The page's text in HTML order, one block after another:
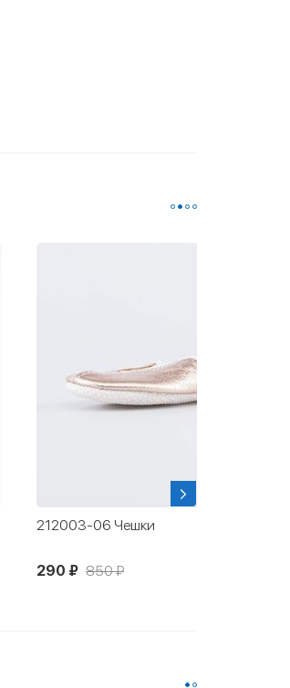
212003-09 Чешки
290 ₽ 850 ₽